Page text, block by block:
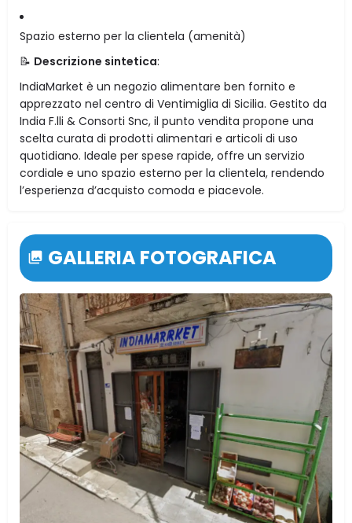
Spazio esterno per la clientela (amenità)
📝 Descrizione sintetica:
IndiaMarket è un negozio alimentare ben fornito e
apprezzato nel centro di Ventimiglia di Sicilia. Gestito da
India F.lli & Consorti Snc, il punto vendita propone una
scelta curata di prodotti alimentari e articoli di uso
quotidiano. Ideale per spese rapide, offre un servizio
cordiale e uno spazio esterno per la clientela, rendendo
l’esperienza d’acquisto comoda e piacevole.
GALLERIA FOTOGRAFICA